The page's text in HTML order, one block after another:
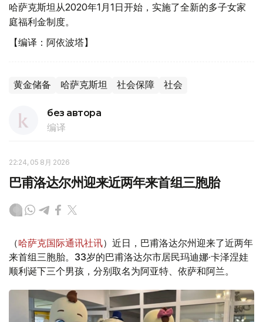
哈萨克斯坦从2020年1月1日开始，实施了全新的多子女家
庭福利金制度。
【编译：阿依波塔】
黄金储备 哈萨克斯坦 社会保障 社会
без автора
编译
22:24, 05 8月 2026
巴甫洛达尔州迎来近两年来首组三胞胎
（哈萨克国际通讯社讯）近日，巴甫洛达尔州迎来了近两年
来首组三胞胎。33岁的巴甫洛达尔市居民玛迪娜·卡泽涅娃
顺利诞下三个男孩，分别取名为阿亚特、依萨和阿兰。